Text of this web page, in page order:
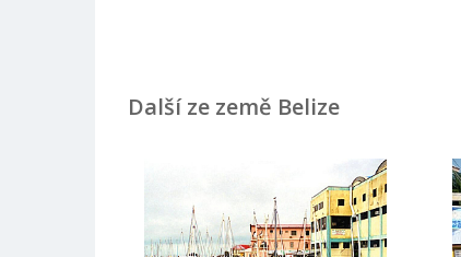
Další ze země Belize